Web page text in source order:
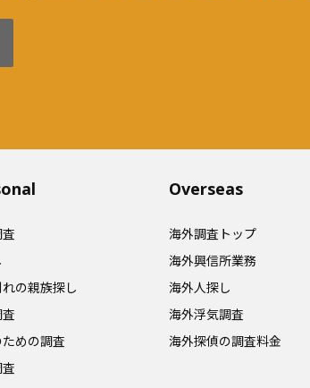
の親族探し
めの調査
Overseas​
海外調査トップ
海外興信所業務
海外人探し
海外浮気調査
海外探偵の調査料金